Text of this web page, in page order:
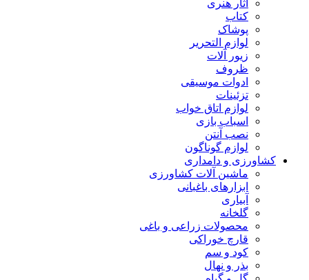
آثار هنری
کتاب
پوشاک
لوازم التحریر
زیور آلات
ظروف
ادوات موسیقی
تزئینات
لوازم اتاق خواب
اسباب بازی
نصب آنتن
لوازم گوناگون
کشاورزی و دامداری
ماشین آلات کشاورزی
ابزارهای باغبانی
آبیاری
گلخانه
محصولات زراعی و باغی
قارچ خوراکی
کود و سم
بذر و نهال